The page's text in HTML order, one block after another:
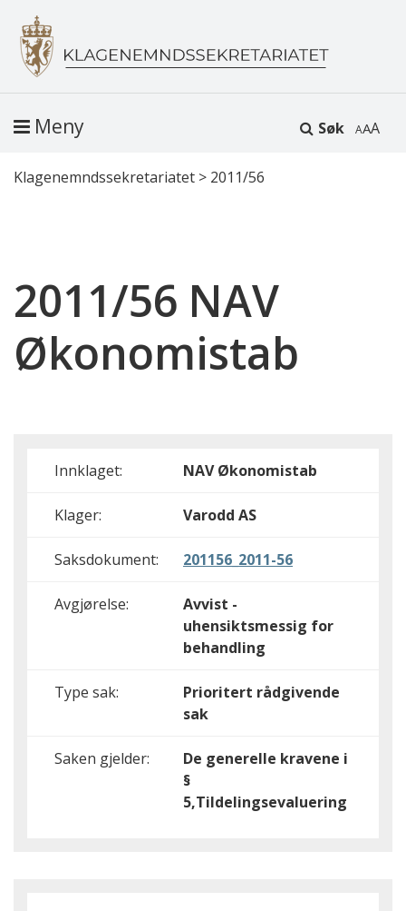
Søk A
Meny
Klagenemndssekretariatet > 2011/56
2011/56 NAV
Økonomistab
Innklaget: NAV Økonomistab
Klager: Varodd AS
Saksdokument: 201156_2011-56
Avgjørelse:
Avvist -
uhensiktsmessig for
behandling
Type sak:
Prioritert rådgivende
sak
Saken gjelder:
De generelle kravene i
§
5,Tildelingsevaluering